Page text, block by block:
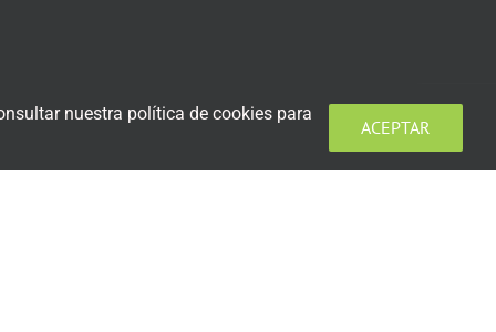
nuestra política de cookies para
ACEPTAR